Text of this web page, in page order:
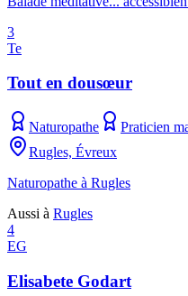
3
Te
Tout en dousœur
Naturopathe
Praticien
Rugles, Évreux
Naturopathe à Rugles
Aussi à Rugles
4
EG
Elisabete Godart